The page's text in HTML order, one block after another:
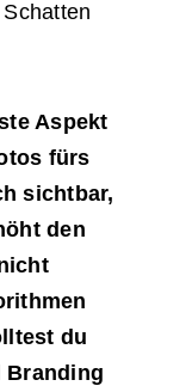
Aspekt
fürs
sichtbar,
den
du
Branding